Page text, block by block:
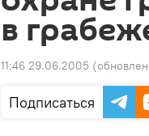
в
11:46 29.06.2005
Подписаться